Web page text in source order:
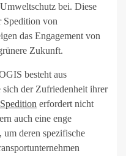
bei. Diese
Spedition von
das Engagement von
Zukunft.
besteht aus
der Zufriedenheit ihrer
Spedition erfordert nicht
auch eine enge
deren spezifische